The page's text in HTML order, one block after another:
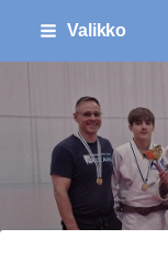
Siirry
Valikko